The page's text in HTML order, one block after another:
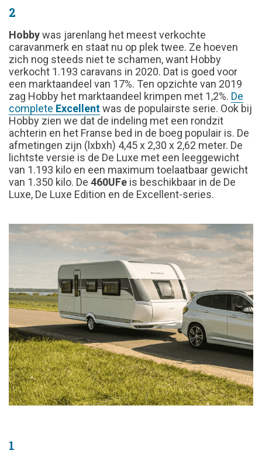
2
Hobbywas jarenlang het meest verkochte
caravanmerk en staat nu op plek twee. Ze hoeven
zich nog steeds niet te schamen, want Hobby
verkocht 1.193 caravans in 2020. Dat is goed voor
een marktaandeel van 17%. Ten opzichte van 2019
zag Hobby het marktaandeel krimpen met 1,2%. De
complete Excellentwas de populairste serie. Ook bij
Hobby zien we dat de indeling met een rondzit
achterin en het Franse bed in de boeg populair is. De
afmetingen zijn (lxbxh) 4,45 x 2,30 x 2,62 meter. De
lichtste versie is de De Luxe met een leeggewicht
van 1.193 kilo en een maximum toelaatbaar gewicht
van 1.350 kilo. De 460UFe is beschikbaar in de De
Luxe, De Luxe Edition en de Excellent-series.
1